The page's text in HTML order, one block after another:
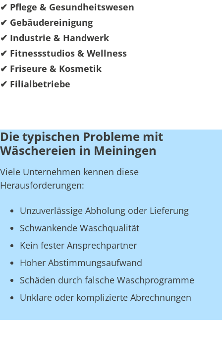
✔ Pflege & Gesundheitswesen
✔ Gebäudereinigung
✔ Industrie & Handwerk
✔ Fitnessstudios & Wellness
✔ Friseure & Kosmetik
✔ Filialbetriebe
Die typischen Probleme mit
Wäschereien in Meiningen
Viele Unternehmen kennen diese
Herausforderungen:
Unzuverlässige Abholung oder Lieferung
Schwankende Waschqualität
Kein fester Ansprechpartner
Hoher Abstimmungsaufwand
Schäden durch falsche Waschprogramme
Unklare oder komplizierte Abrechnungen